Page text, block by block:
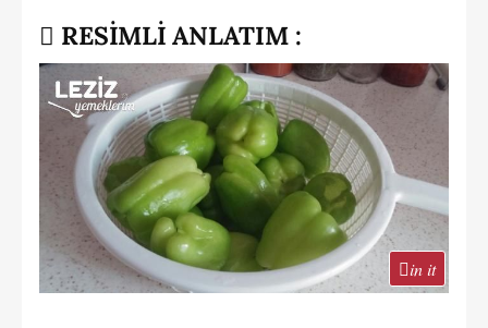
RESİMLİ ANLATIM :
in it